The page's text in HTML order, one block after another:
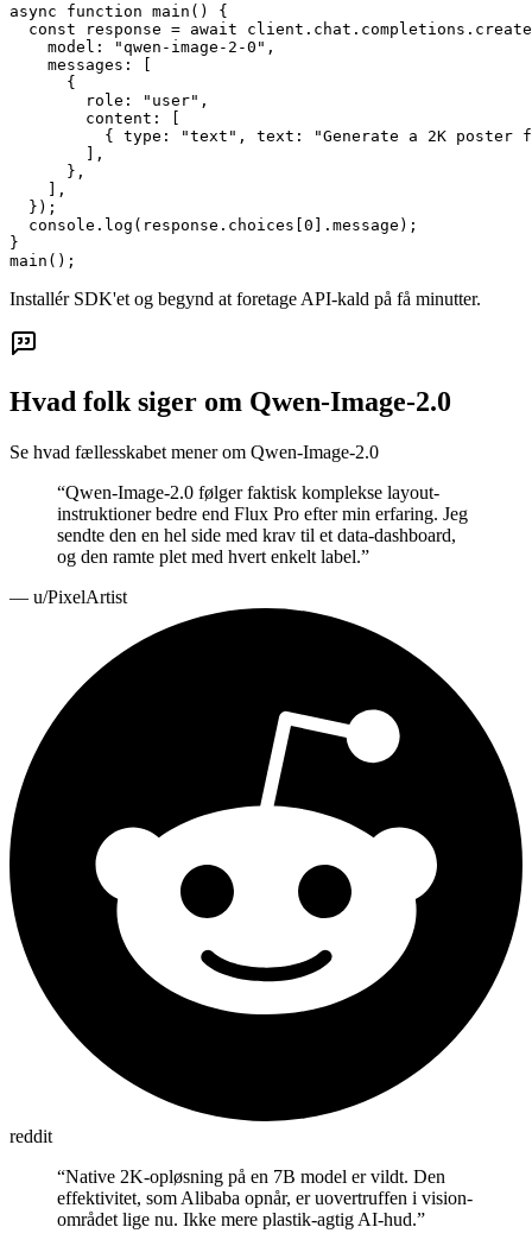
async function main() {
const response = await
    model: "qwen-image-2-0",
    messages: [
      {
        role: "user",
        content: [
{ type: "text", text: "Generate a 2K poster
        ],
      },
    ],
  });
  console.log(response.choices[0].message);
}
main();
Installér SDK'et og begynd at foretage API-kald på få minutter.
Hvad folk siger om Qwen-Image-2.0
Se hvad fællesskabet mener om Qwen-Image-2.0
“Qwen-Image-2.0 følger faktisk komplekse layout-
instruktioner bedre end Flux Pro efter min erfaring. Jeg
sendte den en hel side med krav til et data-dashboard,
og den ramte plet med hvert enkelt label.”
— u/PixelArtist
reddit
“Native 2K-opløsning på en 7B model er vildt. Den
effektivitet, som Alibaba opnår, er uovertruffen i vision-
området lige nu. Ikke mere plastik-agtig AI-hud.”